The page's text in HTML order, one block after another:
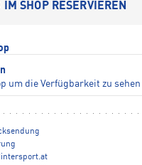
IM SHOP RESERVIEREN
um die Verfügbarkeit zu sehen
intersport.at